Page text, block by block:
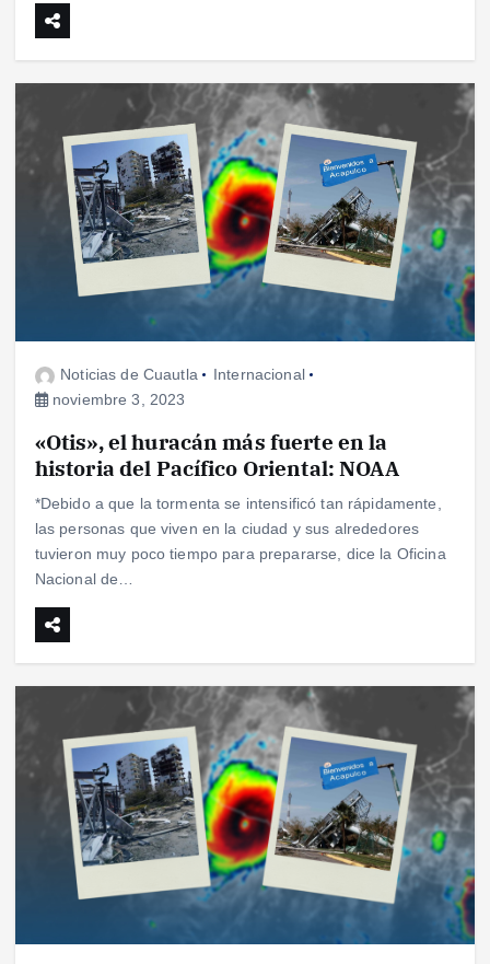
Noticias de Cuautla
Internacional
noviembre 3, 2023
«Otis», el huracán más fuerte en la
historia del Pacífico Oriental: NOAA
*Debido a que la tormenta se intensificó tan rápidamente,
las personas que viven en la ciudad y sus alrededores
tuvieron muy poco tiempo para prepararse, dice la Oficina
Nacional de…